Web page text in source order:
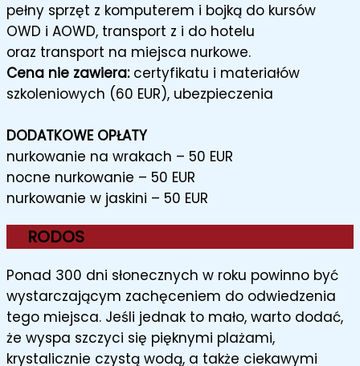
pełny sprzęt z komputerem i bojką do kursów
OWD i AOWD, transport z i do hotelu
oraz transport na miejsca nurkowe.
Cena nie zawiera:certyfikatu i materiałów
szkoleniowych (60 EUR), ubezpieczenia
DODATKOWE OPŁATY
nurkowanie na wrakach – 50 EUR
nocne nurkowanie – 50 EUR
nurkowanie w jaskini – 50 EUR
RODOS
Ponad 300 dni słonecznych w roku powinno być
wystarczającym zachęceniem do odwiedzenia
tego miejsca. Jeśli jednak to mało, warto dodać,
że wyspa szczyci się pięknymi plażami,
krystalicznie czystą wodą, a także ciekawymi